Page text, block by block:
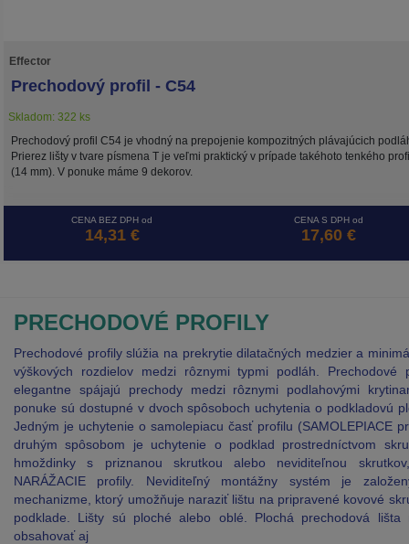
Effector
Prechodový profil - C54
Skladom: 322 ks
Prechodový profil C54 je vhodný na prepojenie kompozitných plávajúcich
Prierez lišty v tvare písmena T je veľmi praktický v prípade takéhoto tenkého
(14 mm). V ponuke máme 9 dekorov.
CENA BEZ DPH od
14,31 €
CENA S DPH od
17,60 €
PRECHODOVÉ PROFILY
Prechodové profily slúžia na prekrytie dilatačných medzier a
výškových rozdielov medzi rôznymi typmi podláh. Prechodové
elegantne spájajú prechody medzi rôznymi podlahovými
ponuke sú dostupné v dvoch spôsoboch uchytenia o podkladovú
Jedným je uchytenie o samolepiacu časť profilu (SAMOLEPIACE
druhým spôsobom je uchytenie o podklad prostredníctvom
hmoždinky s priznanou skrutkou alebo neviditeľnou
NARÁŽACIE profily. Neviditeľný montážny systém je
mechanizme, ktorý umožňuje naraziť lištu na pripravené kovové
podklade. Lišty sú ploché alebo oblé. Plochá prechodová lišta
obsahovať aj